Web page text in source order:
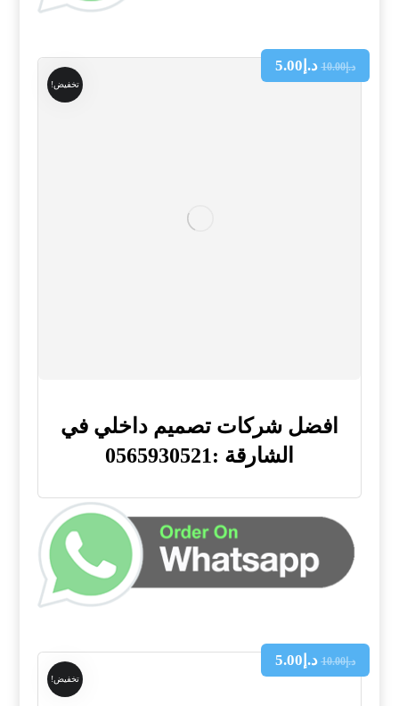
تخفيض!
افضل شركات تصميم داخلي في
الشارقة :0565930521
د.إ10.00 د.إ 5.00
تخفيض!
د.إ10.00 د.إ 5.00